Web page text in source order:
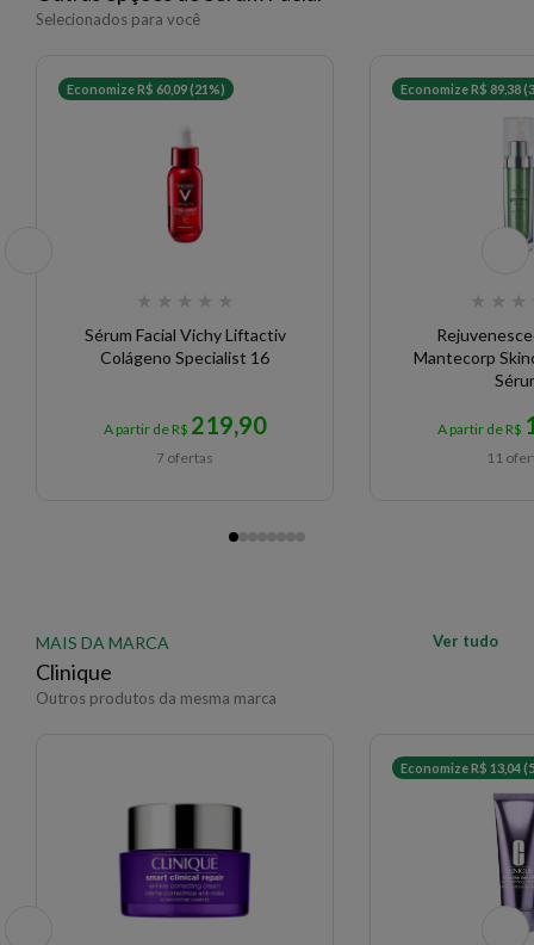
✨ Descrição gerada por IA a partir de dados das lojas
Selecionados para você
Economize R$ 60,09 (21%)
★ ★ ★ ★ ★
Sérum Facial Vichy Liftactiv
Colágeno Specialist 16
A partir de R$ 219,90
7 ofertas
Economize R$ 89,38
★ ★ ★
Mantecorp
A partir de R$
11
MAIS DA MARCA
Clinique
Outros produtos da mesma marca
Ver tudo
Economize R$ 13,04